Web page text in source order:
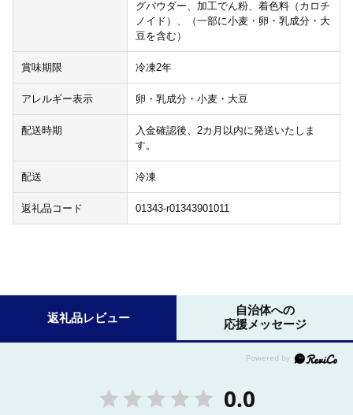
グパウダー、加工でん粉、着色料（カロチ
ノイド）、（一部に小麦・卵・乳成分・大
豆を含む）
賞味期限 冷凍2年
アレルギー表示 卵・乳成分・小麦・大豆
配送時期
入金確認後、2カ月以内に発送いたしま
す。
配送 冷凍
返礼品コード 01343-r01343901011
返礼品レビュー
自治体への
応援メッセージ
0.0